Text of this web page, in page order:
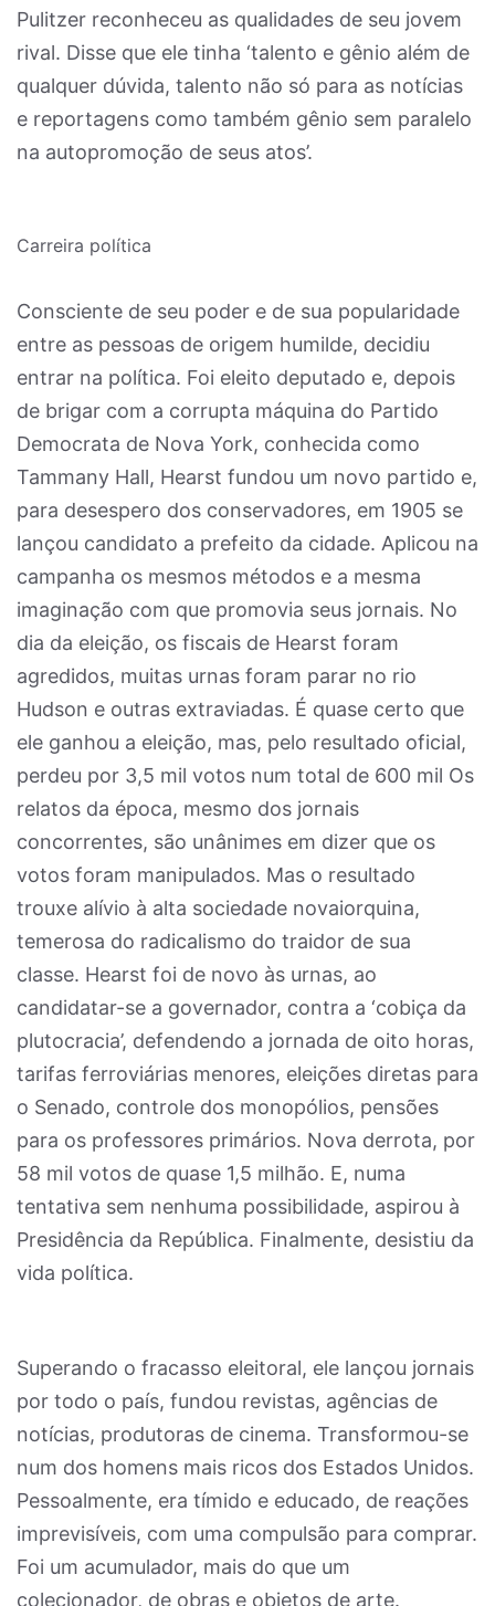
Pulitzer reconheceu as qualidades de seu jovem
rival. Disse que ele tinha ‘talento e gênio além de
qualquer dúvida, talento não só para as notícias
e reportagens como também gênio sem paralelo
na autopromoção de seus atos’.
Carreira política
Consciente de seu poder e de sua popularidade
entre as pessoas de origem humilde, decidiu
entrar na política. Foi eleito deputado e, depois
de brigar com a corrupta máquina do Partido
Democrata de Nova York, conhecida como
Tammany Hall, Hearst fundou um novo partido e,
para desespero dos conservadores, em 1905 se
lançou candidato a prefeito da cidade. Aplicou na
campanha os mesmos métodos e a mesma
imaginação com que promovia seus jornais. No
dia da eleição, os fiscais de Hearst foram
agredidos, muitas urnas foram parar no rio
Hudson e outras extraviadas. É quase certo que
ele ganhou a eleição, mas, pelo resultado oficial,
perdeu por 3,5 mil votos num total de 600 mil Os
relatos da época, mesmo dos jornais
concorrentes, são unânimes em dizer que os
votos foram manipulados. Mas o resultado
trouxe alívio à alta sociedade novaiorquina,
temerosa do radicalismo do traidor de sua
classe. Hearst foi de novo às urnas, ao
candidatar-se a governador, contra a ‘cobiça da
plutocracia’, defendendo a jornada de oito horas,
tarifas ferroviárias menores, eleições diretas para
o Senado, controle dos monopólios, pensões
para os professores primários. Nova derrota, por
58 mil votos de quase 1,5 milhão. E, numa
tentativa sem nenhuma possibilidade, aspirou à
Presidência da República. Finalmente, desistiu da
vida política.
Superando o fracasso eleitoral, ele lançou jornais
por todo o país, fundou revistas, agências de
notícias, produtoras de cinema. Transformou-se
num dos homens mais ricos dos Estados Unidos.
Pessoalmente, era tímido e educado, de reações
imprevisíveis, com uma compulsão para comprar.
Foi um acumulador, mais do que um
colecionador, de obras e objetos de arte.